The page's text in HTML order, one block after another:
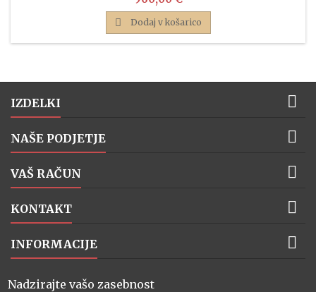
akumulator se zapne na pas.
 Dodaj v košarico
IZDELKI 
NAŠE PODJETJE 
VAŠ RAČUN 
KONTAKT 
INFORMACIJE 
Nadzirajte vašo zasebnost